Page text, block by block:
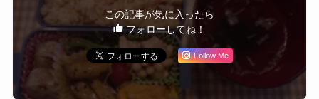
この記事が気に入ったら
フォローしてね！
Follow Me